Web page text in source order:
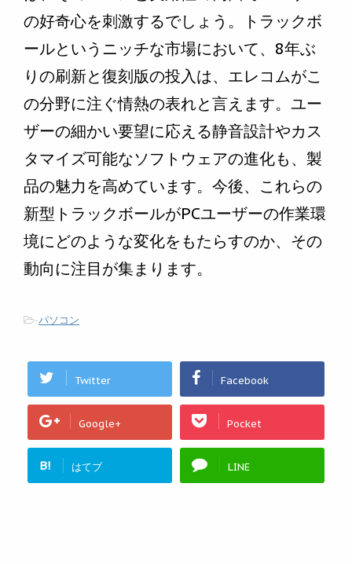
の好奇心を刺激するでしょう。トラックボ
ールというニッチな市場において、8年ぶ
りの刷新と復刻版の投入は、エレコムがこ
の分野に注ぐ情熱の表れと言えます。ユー
ザーの細かい要望に応える静音設計やカス
タマイズ可能なソフトウェアの進化も、製
品の魅力を高めています。今後、これらの
新型トラックボールがPCユーザーの作業環
境にどのような変化をもたらすのか、その
動向に注目が集まります。
-パソコン
Twitter Facebook
Google+ Pocket
B! はてブ LINE